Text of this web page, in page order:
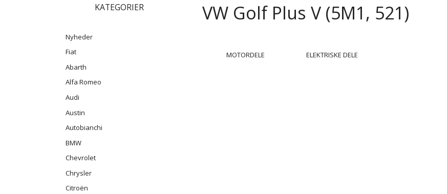
KATEGORIER
Nyheder
Fiat
Abarth
Alfa Romeo
Audi
Austin
Autobianchi
BMW
Chevrolet
Chrysler
Citroën
VW Golf Plus V (5M1, 521)
MOTORDELE ELEKTRISKE DELE